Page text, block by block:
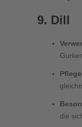
9. Dill
die